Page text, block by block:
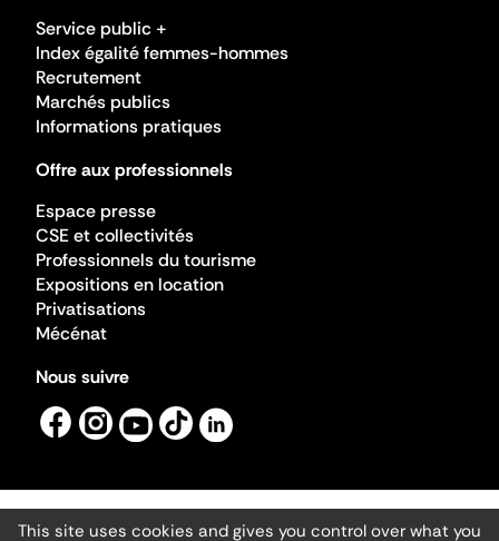
Service public +
Index égalité femmes-hommes
Recrutement
Marchés publics
Informations pratiques
Offre aux professionnels
Espace presse
CSE et collectivités
Professionnels du tourisme
Expositions en location
Privatisations
Mécénat
Nous suivre
Mentions légales
This site uses cookies and gives you control over what you